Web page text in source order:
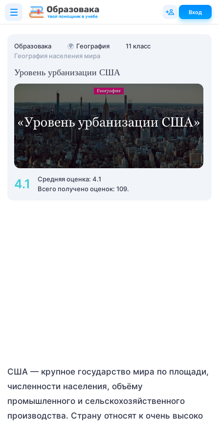
Образовака 🌍 География
11 класс
География населения мира
Уровень урбанизации США
4.1
Средняя оценка: 4.1
Всего получено оценок: 109.
США — крупное государство мира по площади,
численности населения, объёму
промышленного и сельскохозяйственного
производства. Страну относят к очень высоко
Вход